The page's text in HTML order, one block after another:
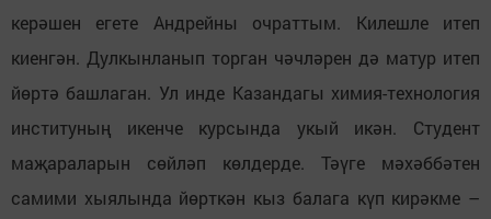
керәшен егете Андрейны очраттым. Килешле итеп
киенгән. Дулкынланып торган чәчләрен дә матур итеп
йөртә башлаган. Ул инде Казандагы химия-технология
институның икенче курсында укый икән. Студент
маҗараларын сөйләп көлдерде. Тәүге мәхәббәтен
самими хыялында йөрткән кыз балага күп кирәкме –